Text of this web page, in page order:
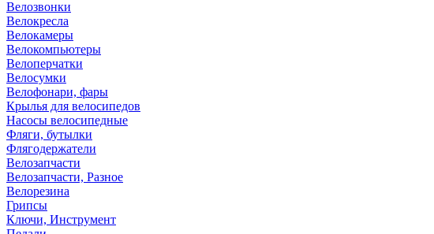
Велозвонки
Велокресла
Велокамеры
Велокомпьютеры
Велоперчатки
Велосумки
Велофонари, фары
Крылья для велосипедов
Насосы велосипедные
Фляги, бутылки
Флягодержатели
Велозапчасти
Велозапчасти, Разное
Велорезина
Грипсы
Ключи, Инструмент